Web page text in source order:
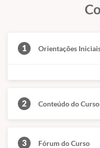
1 Orientações
2 Conteúdo do Curso
3 Fórum do Curso